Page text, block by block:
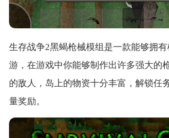
生存战争2黑蝎枪械模组是一款能够拥
游，在游戏中你能够制作出许多强大的
的敌人，岛上的物资十分丰富，解锁任
量奖励。